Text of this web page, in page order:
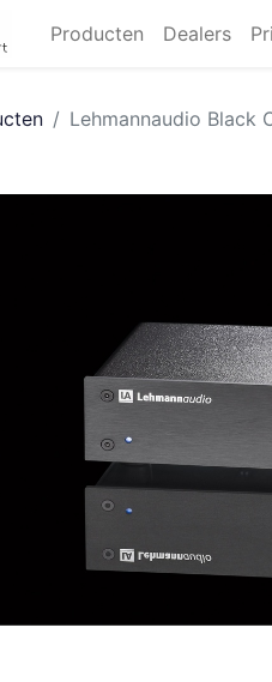
Producten Dealers
Lehmannaudio Black